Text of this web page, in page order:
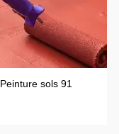
Peinture sols 91